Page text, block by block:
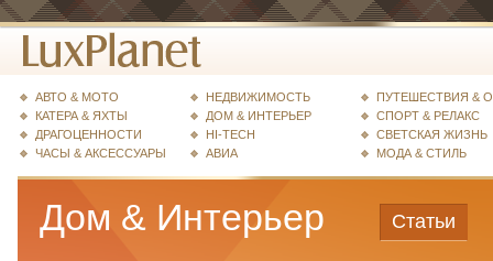
АВТО & МОТО
КАТЕРА & ЯХТЫ
ДРАГОЦЕННОСТИ
ЧАСЫ & АКСЕССУАРЫ
НЕДВИЖИМОСТЬ
ДОМ & ИНТЕРЬЕР
HI-TECH
АВИА
ПУТЕШЕСТВИЯ &
СПОРТ & РЕЛАКС
СВЕТСКАЯ ЖИЗНЬ
МОДА & СТИЛЬ
Дом & Интерьер Статьи